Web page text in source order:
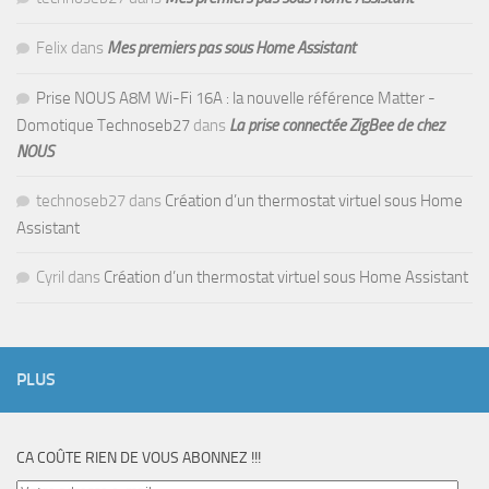
Felix dans Mes premiers pas sous Home Assistant
Prise NOUS A8M Wi-Fi 16A : la nouvelle référence Matter -
Domotique Technoseb27 dans La prise connectée ZigBee de chez
NOUS
technoseb27 dans Création d’un thermostat virtuel sous Home
Assistant
Cyril dans Création d’un thermostat virtuel sous Home Assistant
PLUS
CA COÛTE RIEN DE VOUS ABONNEZ !!!